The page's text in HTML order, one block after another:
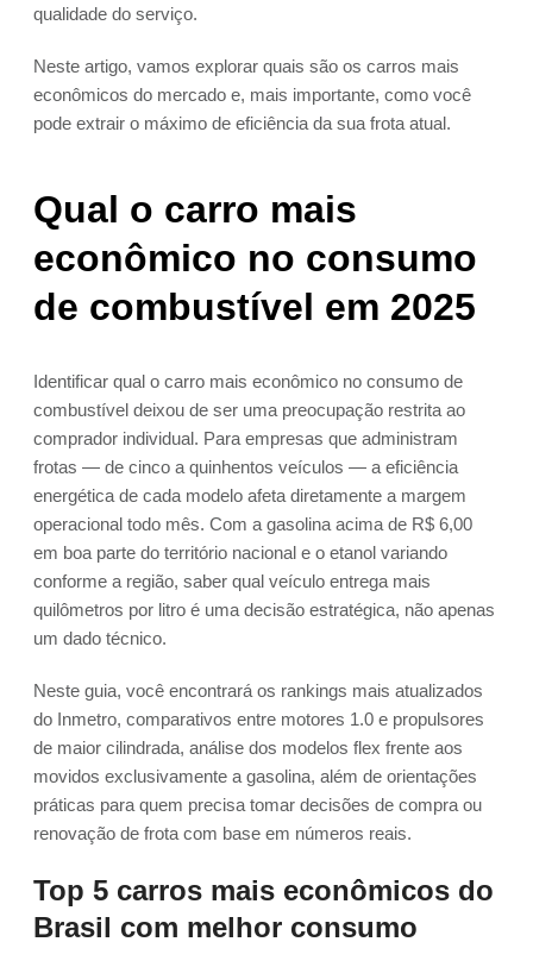
qualidade do serviço.
Neste artigo, vamos explorar quais são os carros mais
econômicos do mercado e, mais importante, como você
pode extrair o máximo de eficiência da sua frota atual.
Qual o carro mais
econômico no consumo
de combustível em 2025
Identificar qual o carro mais econômico no consumo de
combustível deixou de ser uma preocupação restrita ao
comprador individual. Para empresas que administram
frotas — de cinco a quinhentos veículos — a eficiência
energética de cada modelo afeta diretamente a margem
operacional todo mês. Com a gasolina acima de R$ 6,00
em boa parte do território nacional e o etanol variando
conforme a região, saber qual veículo entrega mais
quilômetros por litro é uma decisão estratégica, não apenas
um dado técnico.
Neste guia, você encontrará os rankings mais atualizados
do Inmetro, comparativos entre motores 1.0 e propulsores
de maior cilindrada, análise dos modelos flex frente aos
movidos exclusivamente a gasolina, além de orientações
práticas para quem precisa tomar decisões de compra ou
renovação de frota com base em números reais.
Top 5 carros mais econômicos do
Brasil com melhor consumo